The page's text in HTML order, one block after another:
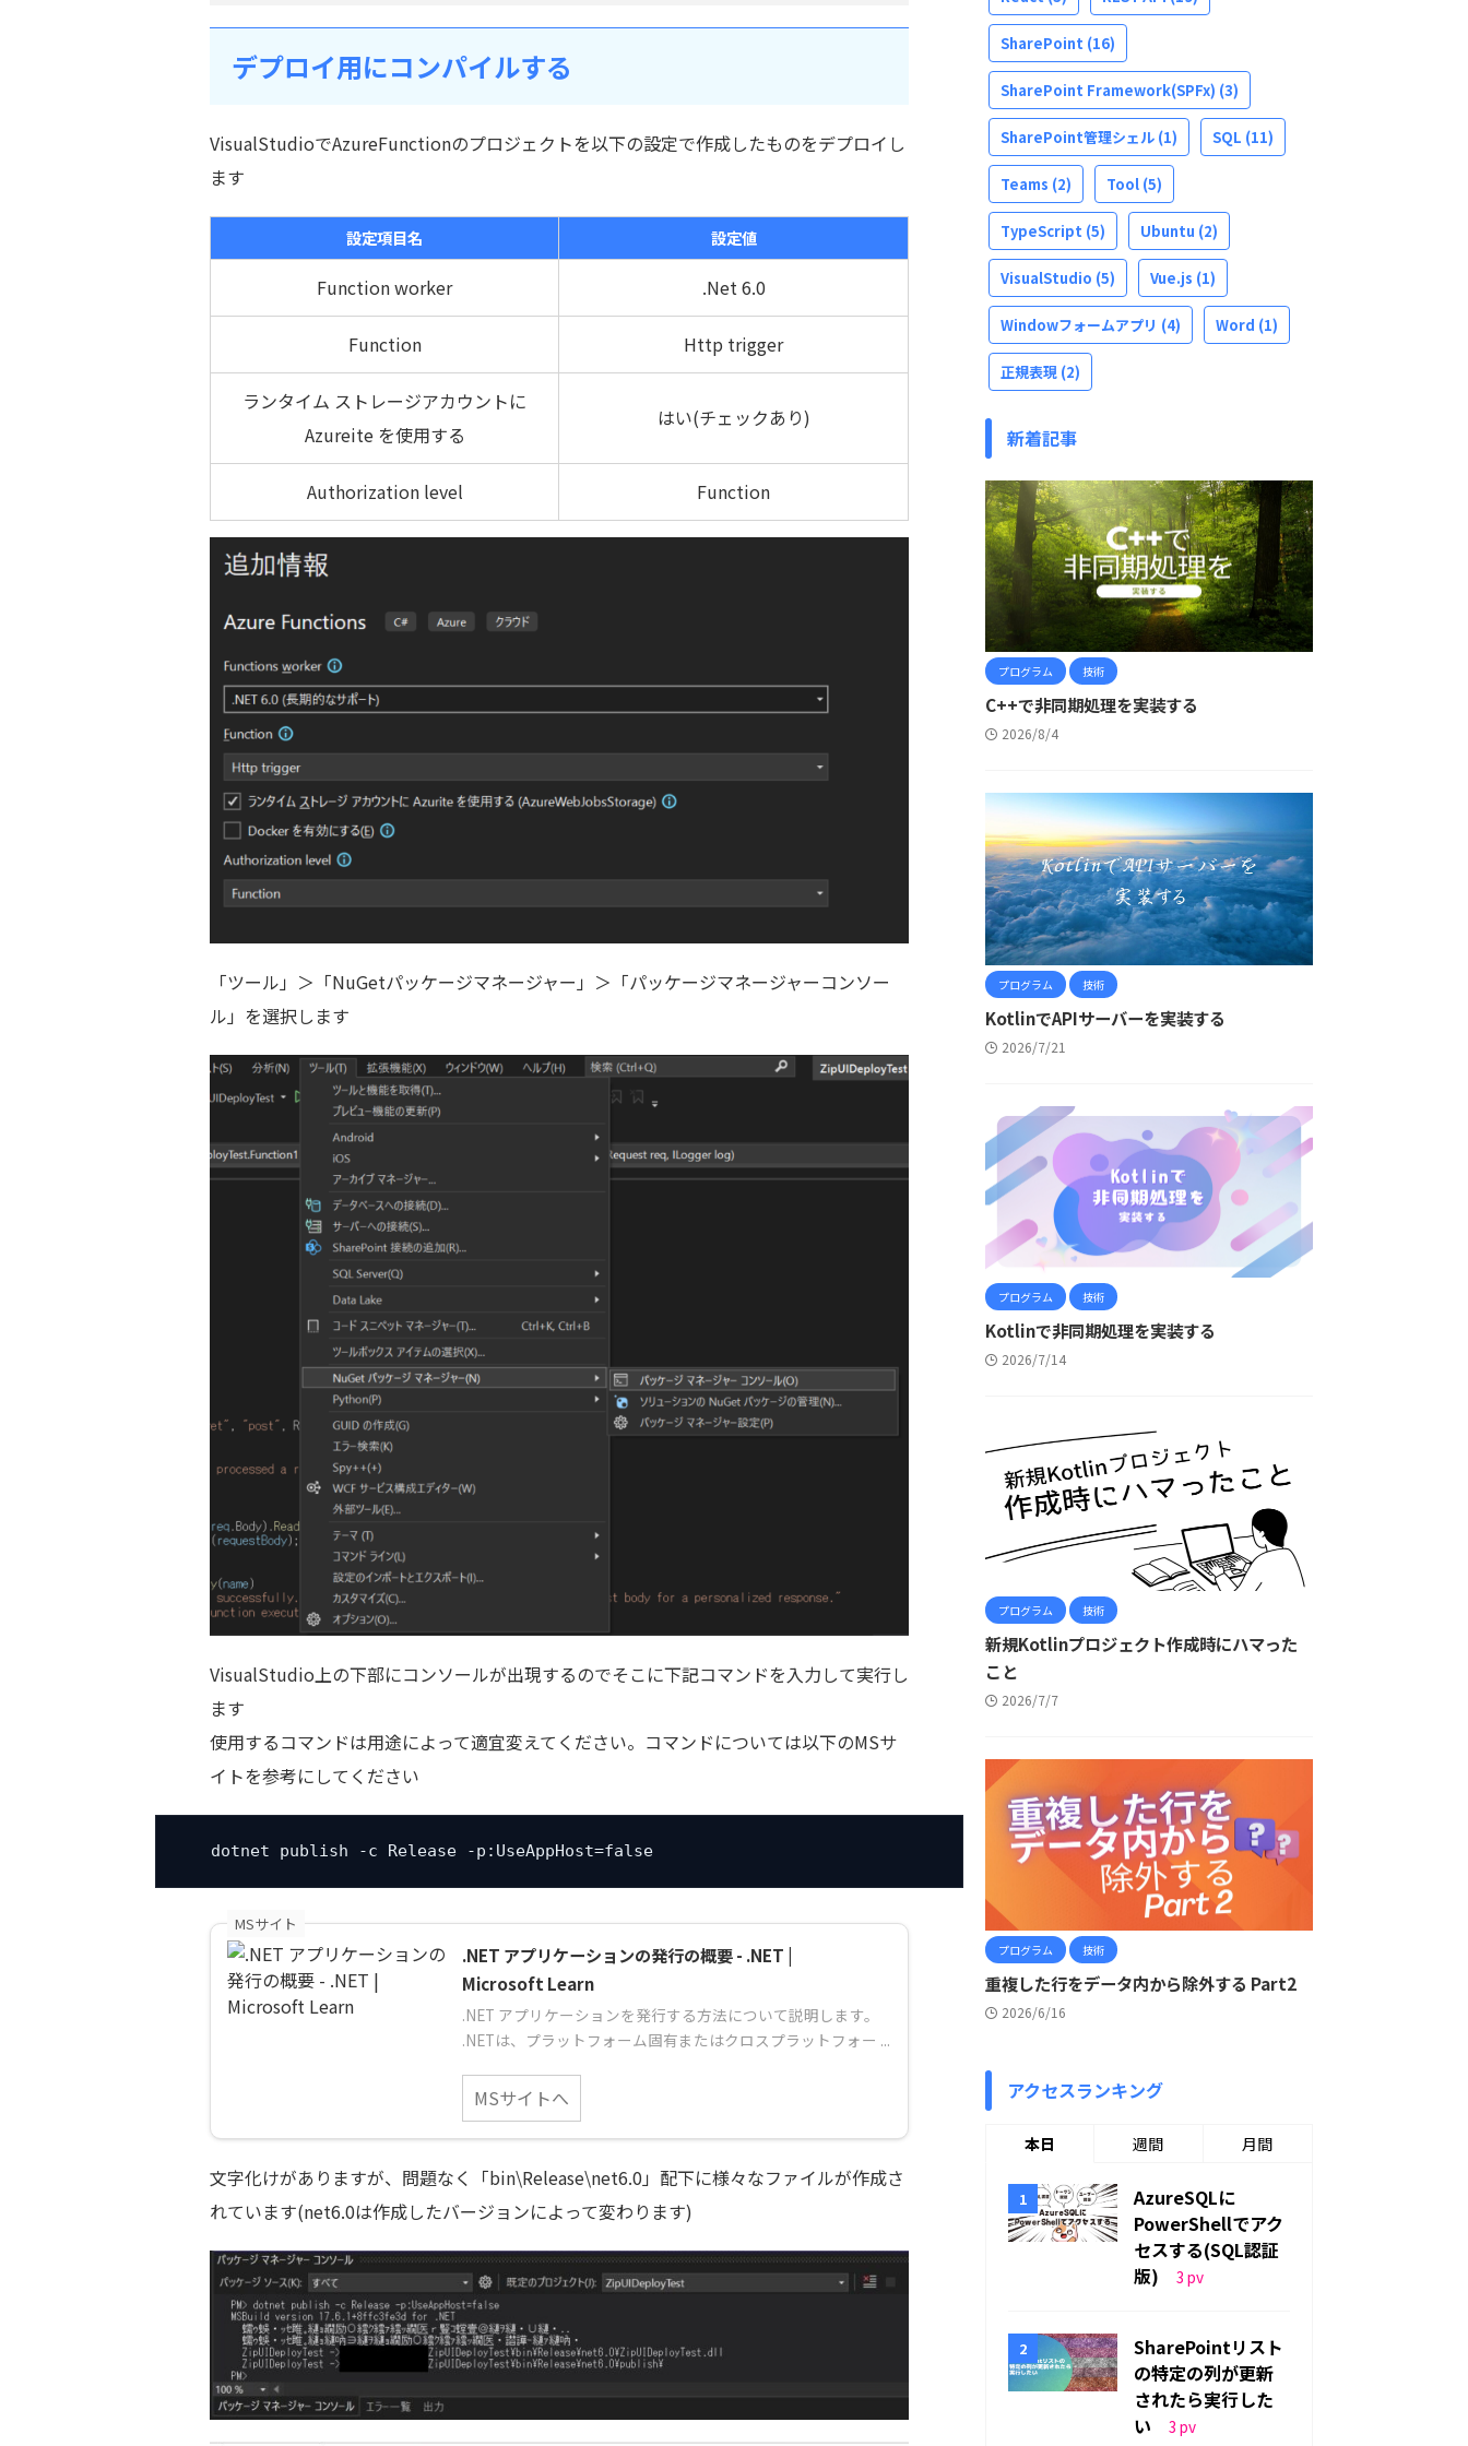
デプロイ用にコンパイルする
VisualStudioでAzureFunctionのプロジェクトを以下の設定で作成したものをデプロイし
ます
設定項目名 設定値
Function worker .Net 6.0
Function Http trigger
ランタイム ストレージアカウントに
Azureite を使用する
はい(チェックあり)
Authorization level Function
「ツール」＞「NuGetパッケージマネージャー」＞「パッケージマネージャーコンソー
ル」を選択します
VisualStudio上の下部にコンソールが出現するのでそこに下記コマンドを入力して実行し
ます
使用するコマンドは用途によって適宜変えてください。コマンドについては以下のMSサ
イトを参考にしてください
dotnet publish -c Release -p:UseAppHost=false
MSサイト
.NET アプリケーションの発行の概要 - .NET |
Microsoft Learn
.NET アプリケーションを発行する方法について説明します。
.NETは、プラットフォーム固有またはクロスプラットフォー ...
MSサイトへ
文字化けがありますが、問題なく「bin\Release\net6.0」配下に様々なファイルが作成さ
れています(net6.0は作成したバージョンによって変わります)
SharePoint (16)
SharePoint Framework(SPFx) (3)
SharePoint管理シェル (1) SQL (11)
Teams (2) Tool (5)
TypeScript (5) Ubuntu (2)
VisualStudio (5) Vue.js (1)
Windowフォームアプリ (4) Word (1)
正規表現 (2)
新着記事
プログラム 技術
C++で非同期処理を実装する
2026/8/4
プログラム 技術
KotlinでAPIサーバーを実装する
2026/7/21
プログラム 技術
Kotlinで非同期処理を実装する
2026/7/14
プログラム 技術
新規Kotlinプロジェクト作成時にハマった
こと
2026/7/7
プログラム 技術
重複した行をデータ内から除外する Part2
2026/6/16
アクセスランキング
本日 週間 月間
AzureSQLに
PowerShellでアク
セスする(SQL認証
版)
3 pv
SharePointリスト
の特定の列が更新
されたら実行した
い
3 pv